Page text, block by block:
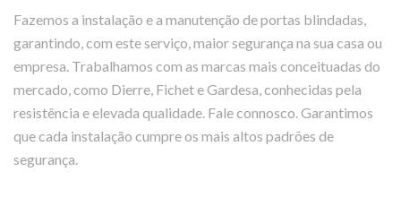
Fazemos a instalação e a manutenção de portas blindadas,
garantindo, com este serviço, maior segurança na sua casa ou
empresa. Trabalhamos com as marcas mais conceituadas do
mercado, como Dierre, Fichet e Gardesa, conhecidas pela
resistência e elevada qualidade. Fale connosco. Garantimos
que cada instalação cumpre os mais altos padrões de
segurança.